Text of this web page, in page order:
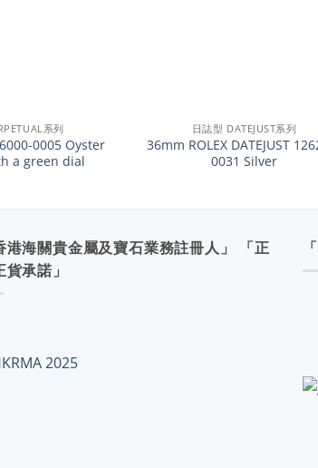
系列
0005 Oyster
a green dial
日誌型 DATEJUST系列
36mm ROLEX DATEJUST
0031 Silver
港海關貴金屬及寶石業務註冊人」 「正
貨承諾」